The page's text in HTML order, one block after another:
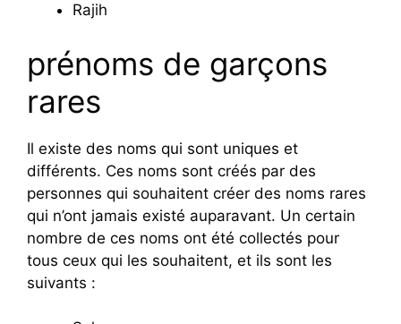
Rajih
prénoms de garçons
rares
Il existe des noms qui sont uniques et
différents. Ces noms sont créés par des
personnes qui souhaitent créer des noms rares
qui n’ont jamais existé auparavant. Un certain
nombre de ces noms ont été collectés pour
tous ceux qui les souhaitent, et ils sont les
suivants :